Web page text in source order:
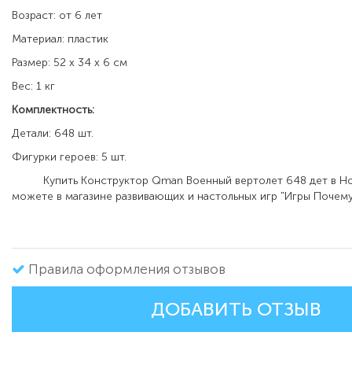
Возраст: от 6 лет
Материал: пластик
Размер: 52 x 34 x 6 см
Вес: 1 кг
Комплектность:
Детали: 648 шт.
Фигурки героев: 5 шт.
Купить Конструктор Qman Военный вертолет 648 дет в
можете в магазине развивающих и настольных игр "Игры
Правила оформления отзывов
ДОБАВИТЬ ОТЗЫВ